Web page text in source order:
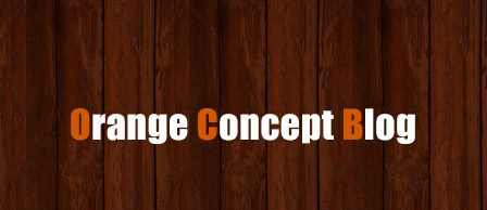
オレンジコンセプトブログ
お店からのお知らせ